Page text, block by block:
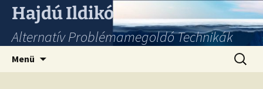
Hajdú Ildikó
Alternatív Problémamegoldó Technikák
Menü